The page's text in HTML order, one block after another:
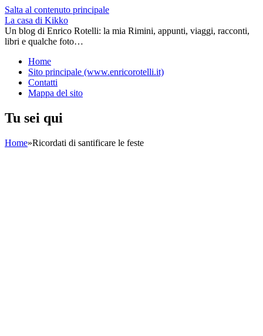
Salta al contenuto principale
La casa di Kikko
Un blog di Enrico Rotelli: la mia Rimini, appunti, viaggi, racconti,
libri e qualche foto…
Home
Sito principale (www.enricorotelli.it)
Contatti
Mappa del sito
Tu sei qui
Home»Ricordati di santificare le feste